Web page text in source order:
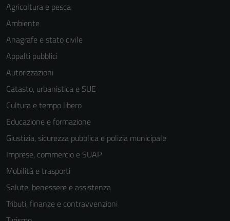
Agricoltura e pesca
Ambiente
Anagrafe e stato civile
Appalti pubblici
Autorizzazioni
Catasto, urbanistica e SUE
Cultura e tempo libero
Educazione e formazione
Giustizia, sicurezza pubblica e polizia municipale
Imprese, commercio e SUAP
Mobilità e trasporti
Salute, benessere e assistenza
Tributi, finanze e contravvenzioni